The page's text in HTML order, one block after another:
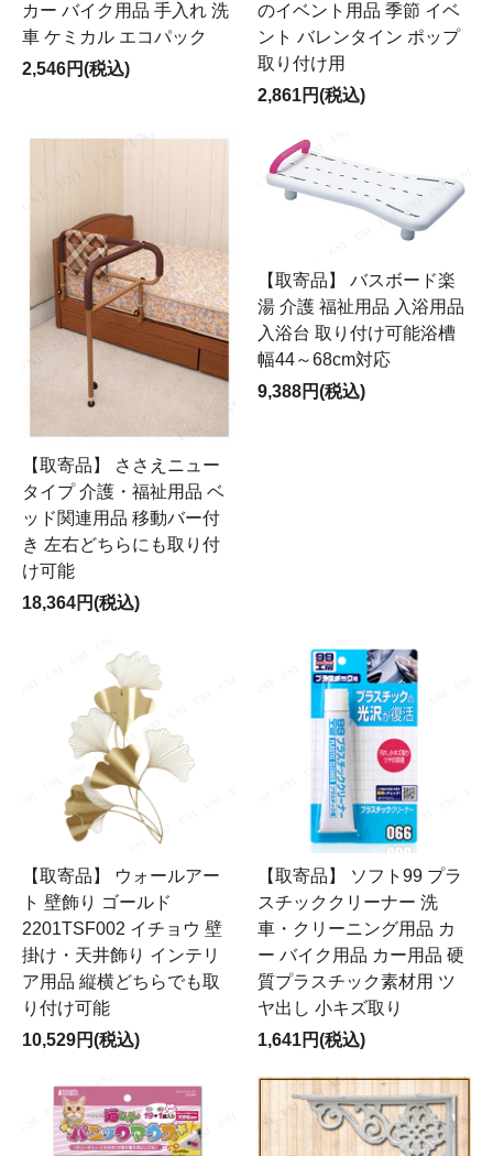
カー バイク用品 手入れ 洗
車 ケミカル エコパック
2,546円(税込)
のイベント用品 季節 イベ
ント バレンタイン ポップ
取り付け用
2,861円(税込)
【取寄品】 ささえニュー
タイプ 介護・福祉用品 ベ
ッド関連用品 移動バー付
き 左右どちらにも取り付
け可能
18,364円(税込)
【取寄品】 バスボード楽
湯 介護 福祉用品 入浴用品
入浴台 取り付け可能浴槽
幅44～68cm対応
9,388円(税込)
【取寄品】 ウォールアー
ト 壁飾り ゴールド
2201TSF002 イチョウ 壁
掛け・天井飾り インテリ
ア用品 縦横どちらでも取
り付け可能
10,529円(税込)
【取寄品】 ソフト99 プラ
スチッククリーナー 洗
車・クリーニング用品 カ
ー バイク用品 カー用品 硬
質プラスチック素材用 ツ
ヤ出し 小キズ取り
1,641円(税込)